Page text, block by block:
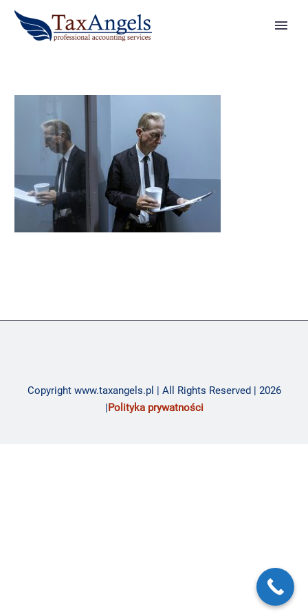
Copyright www.taxangels.pl | All Rights Reserved | 2026
|Polityka prywatności